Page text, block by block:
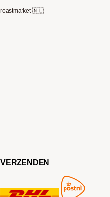
roastmarket 🇳🇱
VERZENDEN